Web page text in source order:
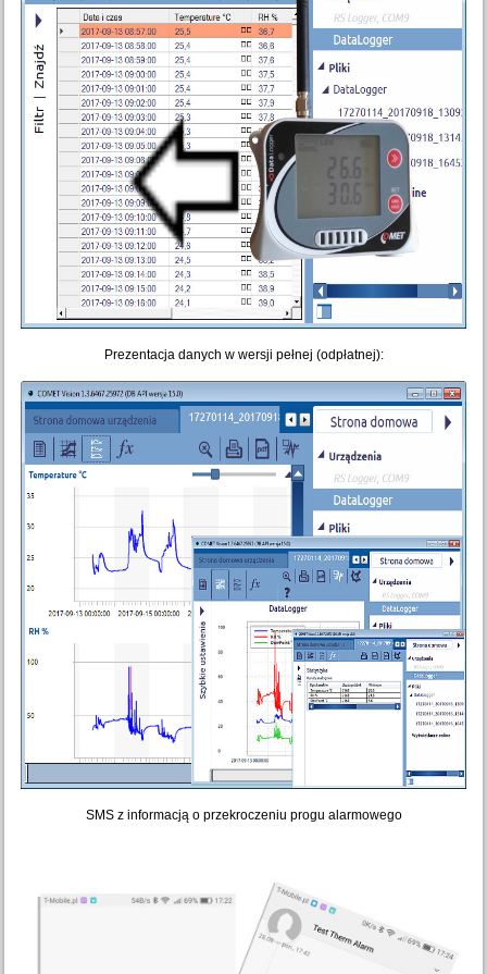
Prezentacja danych w wersji pełnej (odpłatnej):
SMS z informacją o przekroczeniu progu alarmowego